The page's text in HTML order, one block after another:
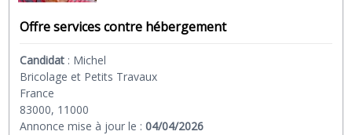
Offre services contre hébergement
Candidat : Michel
Bricolage et Petits Travaux
France
83000, 11000
Annonce mise à jour le :04/04/2026